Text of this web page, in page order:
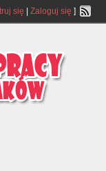
się Zaloguj się ]